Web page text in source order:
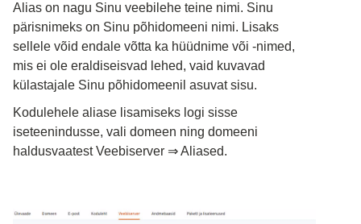
Alias on nagu Sinu veebilehe teine nimi. Sinu
pärisnimeks on Sinu põhidomeeni nimi. Lisaks
sellele võid endale võtta ka hüüdnime või -nimed,
mis ei ole eraldiseisvad lehed, vaid kuvavad
külastajale Sinu põhidomeenil asuvat sisu.
Kodulehele aliase lisamiseks logi sisse
iseteenindusse, vali domeen ning domeeni
haldusvaatest Veebiserver ⇒ Aliased.